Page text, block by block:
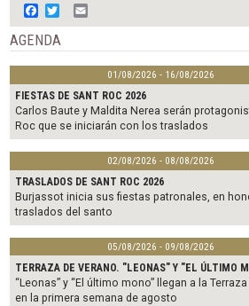
F
a
c
e
b
o
o
k
w
i
t
t
e
r
m
i
l
AGENDA
01/08/2026 - 16/08/2026
FIESTAS DE SANT ROC 2026
Carlos Baute y Maldita Nerea serán
Roc que se iniciarán con los traslados
02/08/2026 - 08/08/2026
TRASLADOS DE SANT ROC 2026
Burjassot inicia sus fiestas patronales, en
traslados del santo
05/08/2026 - 09/08/2026
TERRAZA DE VERANO. "LEONAS" Y "EL ÚLTIMO
“Leonas” y “El último mono” llegan a la
en la primera semana de agosto